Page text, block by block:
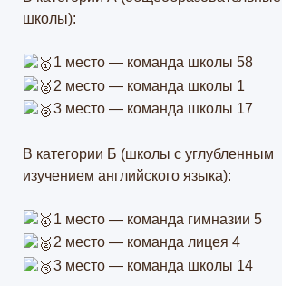
школы):
1 место — команда школы 58
2 место — команда школы 1
3 место — команда школы 17
В категории Б (школы с углубленным
изучением английского языка):
1 место — команда гимназии 5
2 место — команда лицея 4
3 место — команда школы 14